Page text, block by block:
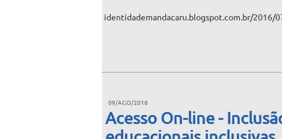
identidademandacaru.blogspot.com.br/2016/
09/AGO/2016
Acesso On-line -